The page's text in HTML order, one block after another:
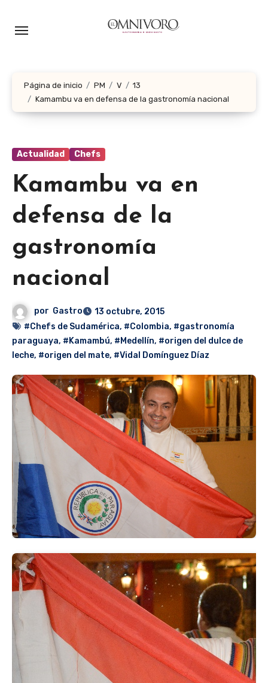
Página de inicio PM V
13
Kamambu va en defensa de la gastronomía nacional
Actualidad Chefs
Kamambu va en
defensa de la
gastronomía
nacional
por Gastro
13 octubre, 2015
#Chefs de Sudamérica, #Colombia, #gastronomía
paraguaya, #Kamambú, #Medellín, #origen del dulce de
leche, #origen del mate, #Vidal Domínguez Díaz